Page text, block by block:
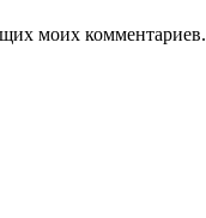
моих комментариев.